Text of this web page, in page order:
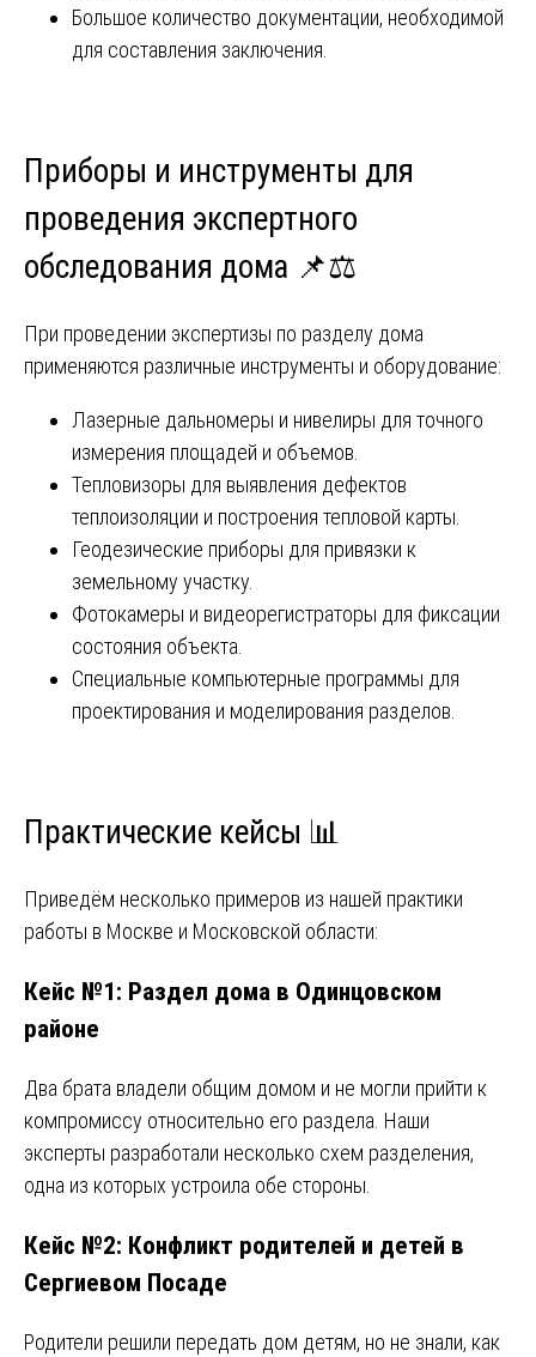
Большое количество документации, необходимой
для составления заключения.
Приборы и инструменты для
проведения экспертного
обследования дома 📌⚖️
При проведении экспертизы по разделу дома
применяются различные инструменты и оборудование:
Лазерные дальномеры и нивелиры для точного
измерения площадей и объемов.
Тепловизоры для выявления дефектов
теплоизоляции и построения тепловой карты.
Геодезические приборы для привязки к
земельному участку.
Фотокамеры и видеорегистраторы для фиксации
состояния объекта.
Специальные компьютерные программы для
проектирования и моделирования разделов.
Практические кейсы 📊
Приведём несколько примеров из нашей практики
работы в Москве и Московской области:
Кейс №1: Раздел дома в Одинцовском
районе
Два брата владели общим домом и не могли прийти к
компромиссу относительно его раздела. Наши
эксперты разработали несколько схем разделения,
одна из которых устроила обе стороны.
Кейс №2: Конфликт родителей и детей в
Сергиевом Посаде
Родители решили передать дом детям, но не знали, как